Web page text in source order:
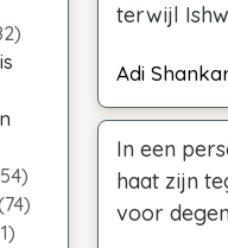
terwijl
Adi
In een
haat zijn
voor